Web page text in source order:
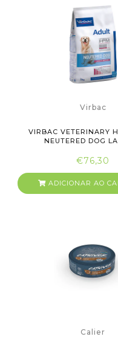
Virbac
VIRBAC VETERINARY
NEUTERED DOG
€76,30
ADICIONAR AO
Calier